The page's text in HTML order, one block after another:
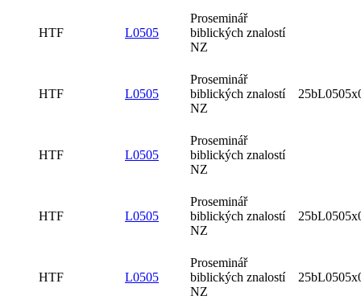
HTF L0505
Proseminář
biblických znalostí
NZ
HTF L0505
Proseminář
biblických znalostí
NZ
HTF L0505
Proseminář
biblických znalostí
NZ
HTF L0505
Proseminář
biblických znalostí
NZ
HTF L0505
Proseminář
biblických znalostí
NZ